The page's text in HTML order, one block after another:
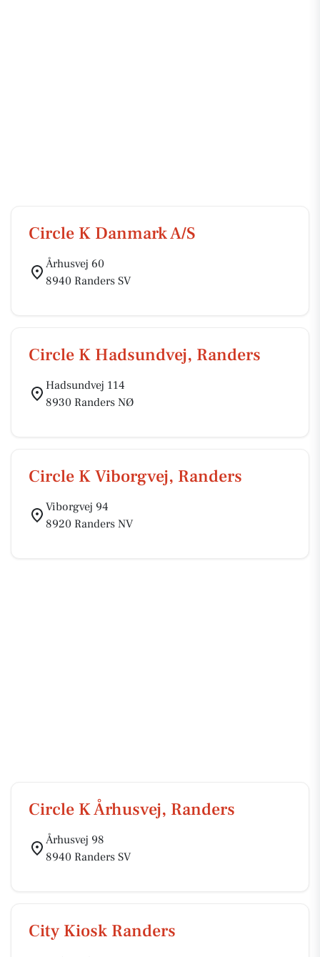
Circle K Danmark A/S
Århusvej 60
8940 Randers SV
Circle K Hadsundvej, Randers
Hadsundvej 114
8930 Randers NØ
Circle K Viborgvej, Randers
Viborgvej 94
8920 Randers NV
Circle K Århusvej, Randers
Århusvej 98
8940 Randers SV
City Kiosk Randers